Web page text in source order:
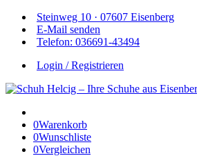
Steinweg 10 · 07607 Eisenberg
E-Mail senden
Telefon: 036691-43494
Login / Registrieren
0Warenkorb
0Wunschliste
0Vergleichen